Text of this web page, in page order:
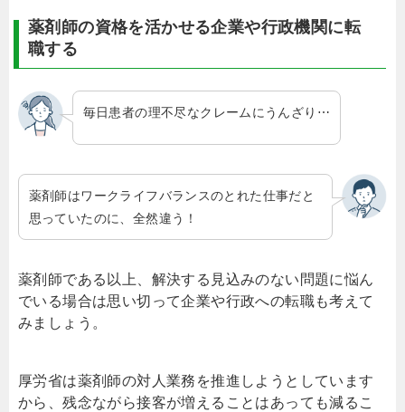
薬剤師の資格を活かせる企業や行政機関に転
職する
毎日患者の理不尽なクレームにうんざり⋯
薬剤師はワークライフバランスのとれた仕事だと
思っていたのに、全然違う！
薬剤師である以上、解決する見込みのない問題に悩ん
でいる場合は思い切って企業や行政への転職も考えて
みましょう。
厚労省は薬剤師の対人業務を推進しようとしています
から、残念ながら接客が増えることはあっても減るこ